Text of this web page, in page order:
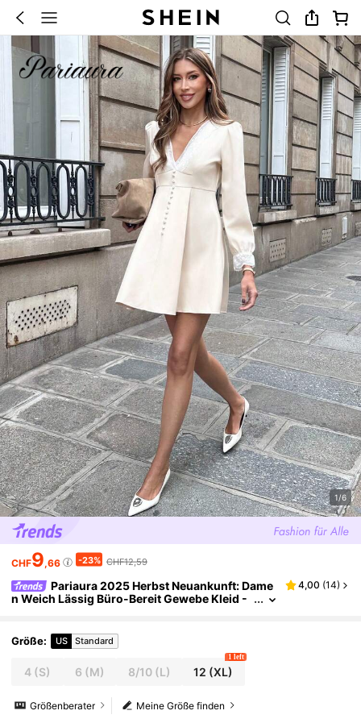
1/6
CHF9,66 -23% CHF12,59
Pariaura 2025 Herbst Neuankunft: Dame
n Weich Lässig Büro-Bereit Gewebe Kleid -
ke Passform kurzer Schnitt für schmeichelnde P
roportionen, Bommel Akzente an der Taillenaht
(perfekt für tägliche Erledigungen & romantisch
e Dates)
4,00 (14)
Größe: US Standard
4 (S) 6 (M) 8/10(L) 12 (XL)
1 left
Meine Größe finden
Größenberater